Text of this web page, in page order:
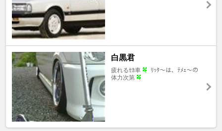
白黒君
疲れるｾｶ車
ﾘｯﾀ～は、ﾃﾒｪ～の
体力次第